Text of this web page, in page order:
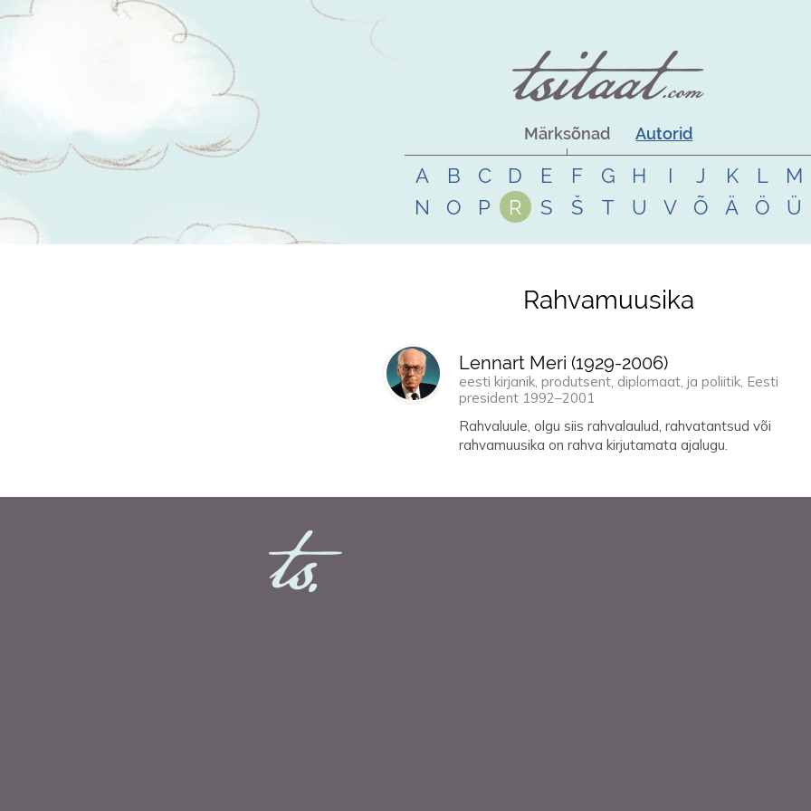
Märksõnad Autorid
A B C D E F G H I J K L
M
N
O P R S Š T U V Õ Ä Ö Ü
Rahvamuusika
Lennart Meri (1929-2006)
eesti kirjanik, produtsent, diplomaat, ja poliitik, Eesti
president 1992–2001
Rahvaluule, olgu siis rahvalaulud, rahvatantsud või
rahvamuusika on rahva kirjutamata ajalugu.